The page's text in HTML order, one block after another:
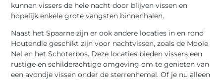
kunnen vissers de hele nacht door blijven vissen en
hopelijk enkele grote vangsten binnenhalen.
Naast het Spaarne zijn er ook andere locaties in en rond
Houtendie geschikt zijn voor nachtvissen, zoals de Mooie
Nel en het Schoterbos. Deze locaties bieden vissers een
rustige en schilderachtige omgeving om te genieten van
een avondje vissen onder de sterrenhemel. Of je nu alleen